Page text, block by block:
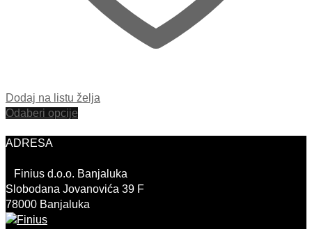
Dodaj na listu želja
Odaberi opcije
ADRESA
Finius d.o.o. Banjaluka
Slobodana Jovanovića 39 F
78000 Banjaluka